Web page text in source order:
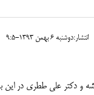
انتشار:دوشنبه 6 بهمن 1393-9:5
استاد حسن انوشه و دکتر علی ططری در این